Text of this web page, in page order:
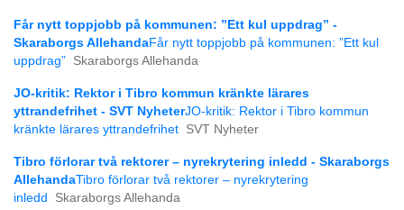
Får nytt toppjobb på kommunen: ”Ett kul uppdrag” -
Skaraborgs AllehandaFår nytt toppjobb på kommunen: ”Ett kul
uppdrag” Skaraborgs Allehanda
JO-kritik: Rektor i Tibro kommun kränkte lärares
yttrandefrihet - SVT NyheterJO-kritik: Rektor i Tibro kommun
kränkte lärares yttrandefrihet SVT Nyheter
Tibro förlorar två rektorer – nyrekrytering inledd - Skaraborgs
AllehandaTibro förlorar två rektorer – nyrekrytering
inledd
Skaraborgs Allehanda